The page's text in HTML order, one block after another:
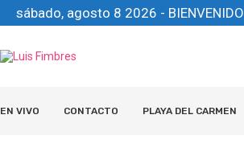
sábado, agosto 8 2026 - BIENVENIDO
EN VIVO CONTACTO PLAYA DEL CARMEN